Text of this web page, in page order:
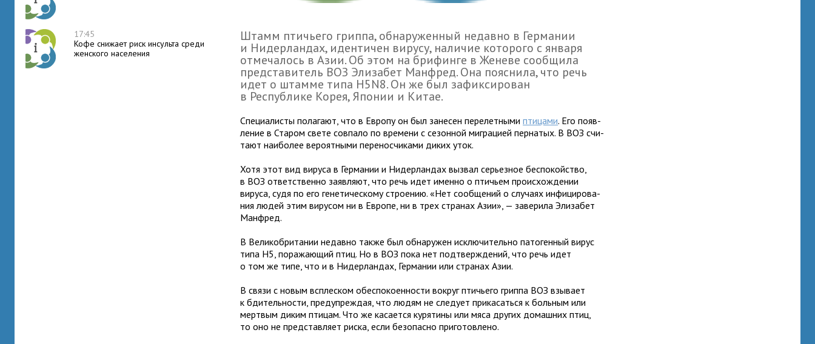
17:45
Кофе снижает риск инсульта среди
женского населения
Штамм пти­чьего гриппа, обна­ру­жен­ный недавно в Германии
и Нидерландах, иден­ти­чен вирусу, нали­чие кото­рого с января
отме­ча­лось в Азии. Об этом на бри­финге в Женеве сооб­щила
пред­ста­ви­тель ВОЗ Элизабет Манфред. Она пояс­нила, что речь
идет о штамме типа H5N8. Он же был зафик­си­ро­ван
в Республике Корея, Японии и Китае.
Специалисты пола­гают, что в Европу он был зане­сен пере­лет­нымипти­цами. Его появ­
ле­ние в Старом свете сов­пало по вре­мени с сезон­ной мигра­цией пер­на­тых. В ВОЗ счи­
тают наи­бо­лее веро­ят­ными пере­нос­чи­ками диких уток.
Хотя этот вид вируса в Германии и Нидерландах вызвал серьез­ное бес­по­кой­ство,
в ВОЗ ответ­ственно заяв­ляют, что речь идет именно о пти­чьем про­ис­хож­де­нии
вируса, судя по его гене­ти­че­скому стро­е­нию. «Нет сооб­ще­ний о слу­чаях инфи­ци­ро­ва­
ния людей этим виру­сом ни в Европе, ни в трех стра­нах Азии», — заве­рила Элизабет
Манфред.
В Великобрита­нии недавно также был обна­ру­жен исклю­чи­тельно пато­ген­ный вирус
типа H5, пора­жа­ю­щий птиц. Но в ВОЗ пока нет под­твер­жде­ний, что речь идет
о том же типе, что и в Нидерландах, Германии или стра­нах Азии.
В связи с новым всплес­ком обес­по­ко­ен­но­сти вокруг пти­чьего гриппа ВОЗ взы­вает
к бди­тель­но­сти, пре­ду­пре­ждая, что людям не сле­дует при­ка­саться к боль­ным или
мерт­вым диким пти­цам. Что же каса­ется куря­тины или мяса дру­гих домаш­них птиц,
то оно не пред­став­ляет риска, если без­опасно при­го­товлено.